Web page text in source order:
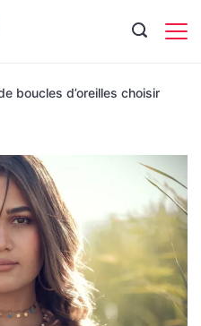
boucles d’oreilles choisir